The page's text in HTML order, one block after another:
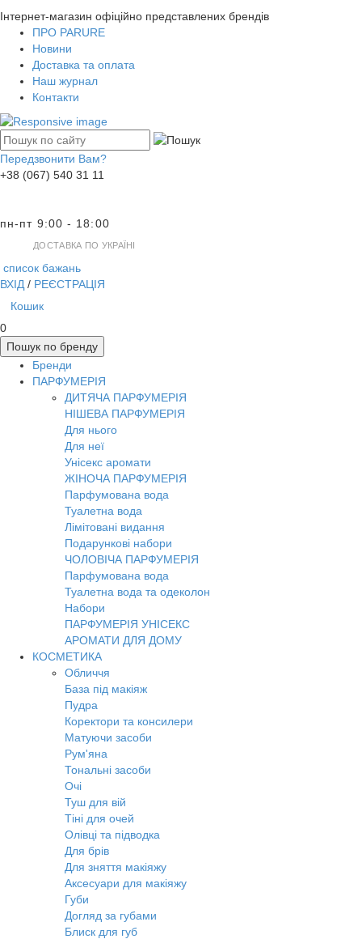
Інтернет-магазин офіційно представлених брендів
ПРО PARURE
Новини
Доставка та оплата
Наш журнал
Контакти
Передзвонити Вам?
+38 (067) 540 31 11
пн-пт 9:00 - 18:00
ДОСТАВКА ПО УКРАЇНІ
список бажань
ВХІД / РЕЄСТРАЦІЯ
Кошик
0
Пошук по бренду
Бренди
ПАРФУМЕРІЯ
ДИТЯЧА ПАРФУМЕРІЯ
НІШЕВА ПАРФУМЕРІЯ
Для нього
Для неї
Унісекс аромати
ЖІНОЧА ПАРФУМЕРІЯ
Парфумована вода
Туалетна вода
Лімітовані видання
Подарункові набори
ЧОЛОВІЧА ПАРФУМЕРІЯ
Парфумована вода
Туалетна вода та одеколон
Набори
ПАРФУМЕРІЯ УНІСЕКС
АРОМАТИ ДЛЯ ДОМУ
КОСМЕТИКА
Обличчя
База під макіяж
Пудра
Коректори та консилери
Матуючи засоби
Рум'яна
Тональні засоби
Очі
Туш для вій
Тіні для очей
Олівці та підводка
Для брів
Для зняття макіяжу
Аксесуари для макіяжу
Губи
Догляд за губами
Блиск для губ